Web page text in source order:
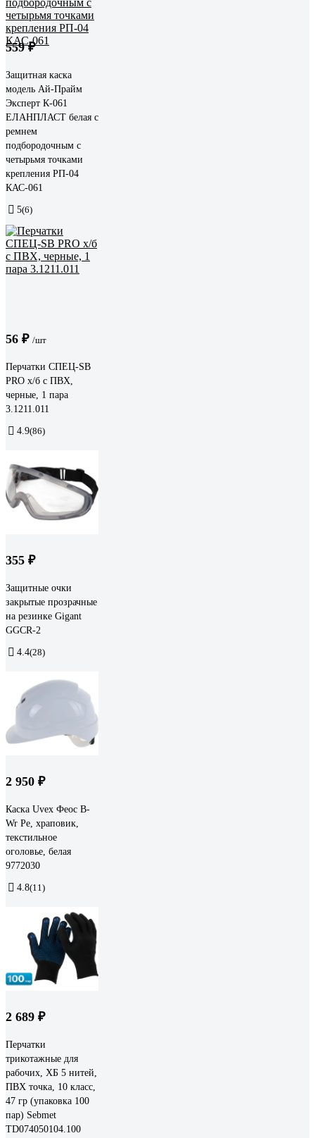
559 ₽
Защитная каска
модель Ай-Прайм
Эксперт К-061
ЕЛАНПЛАСТ белая с
ремнем
подбородочным с
четырьмя точками
крепления РП-04
КАС-061
5(6)
56 ₽ /шт
Перчатки СПЕЦ-SB
PRO х/б с ПВХ,
черные, 1 пара
3.1211.011
4.9(86)
355 ₽
Защитные очки
закрытые прозрачные
на резинке Gigant
GGСR-2
4.4(28)
2 950 ₽
Каска Uvex Феос B-
Wr Pe, храповик,
текстильное
оголовье, белая
9772030
4.8(11)
2 689 ₽
Перчатки
трикотажные для
рабочих, ХБ 5 нитей,
ПВХ точка, 10 класс,
47 гр (упаковка 100
пар) Sebmet
TD074050104.100